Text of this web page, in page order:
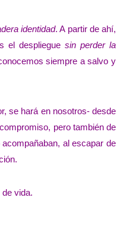
identidad. A partir de ahí,
el desplieguesin perder la
siempre a salvo y
se hará en nosotros- desde
pero también de
al escapar de
vida.